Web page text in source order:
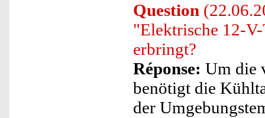
Question
"Elektrische 12-
erbringt?
Réponse: Um die
benötigt die
der